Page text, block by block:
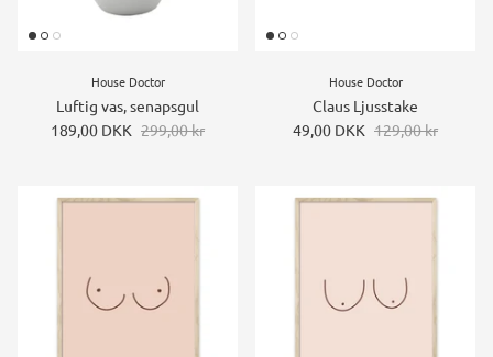
House Doctor
Luftig vas, senapsgul
189,00 DKK 299,00 kr
House Doctor
Claus Ljusstake
49,00 DKK 129,00 kr